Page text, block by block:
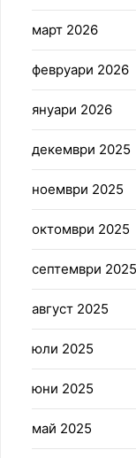
март 2026
февруари 2026
януари 2026
декември 2025
ноември 2025
октомври 2025
септември 2025
август 2025
юли 2025
юни 2025
май 2025